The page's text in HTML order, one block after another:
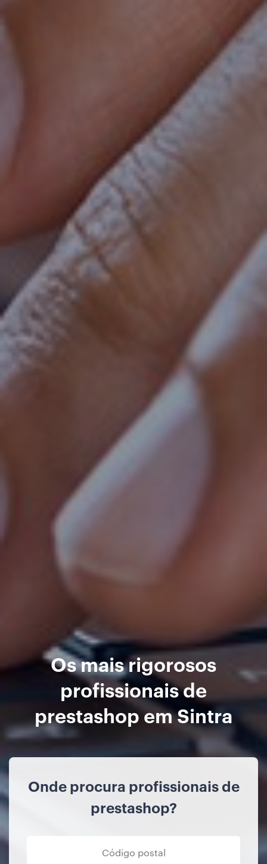
Os mais rigorosos
profissionais de
prestashop em Sintra
Onde procura profissionais de
prestashop?